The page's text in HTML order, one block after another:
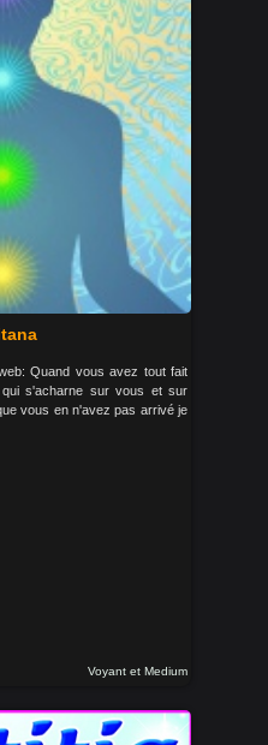
Quand vous avez tout fait
s'acharne sur vous et sur
vous en n'avez pas arrivé je
Voyant et Medium